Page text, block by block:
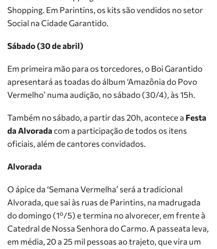
Shopping. Em Parintins, os kits são vendidos no setor
Social na Cidade Garantido.
Sábado (30 de abril)
Em primeira mão para os torcedores, o Boi Garantido
apresentará as toadas do álbum ‘Amazônia do Povo
Vermelho’ numa audição, no sábado (30/4), às 15h.
Também no sábado, a partir das 20h, acontece a Festa
da Alvoradacom a participação de todos os itens
oficiais, além de cantores convidados.
Alvorada
O ápice da ‘Semana Vermelha’ será a tradicional
Alvorada, que sai às ruas de Parintins, na madrugada
do domingo (1º/5) e termina no alvorecer, em frente à
Catedral de Nossa Senhora do Carmo. A passeata leva,
em média, 20 a 25 mil pessoas ao trajeto, que vira um